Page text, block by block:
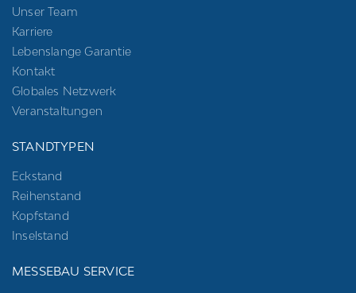
Unser Team
Karriere
Lebenslange Garantie
Kontakt
Globales Netzwerk
Veranstaltungen
STANDTYPEN
Eckstand
Reihenstand
Kopfstand
Inselstand
MESSEBAU SERVICE